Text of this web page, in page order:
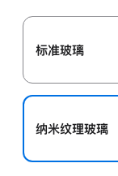
标准玻璃
纳米纹理玻璃